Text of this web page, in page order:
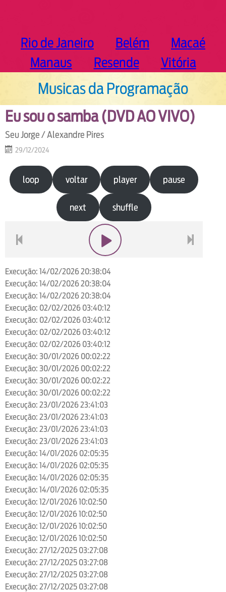
Rio de Janeiro Belém
Macaé
Manaus
Resende Vitória
Musicas da Programação
Eu sou o samba (DVD AO VIVO)
Seu Jorge / Alexandre Pires
29/12/2024
loop voltar player pause
next shuffle
Execução: 14/02/2026 20:38:04
Execução: 14/02/2026 20:38:04
Execução: 14/02/2026 20:38:04
Execução: 02/02/2026 03:40:12
Execução: 02/02/2026 03:40:12
Execução: 02/02/2026 03:40:12
Execução: 02/02/2026 03:40:12
Execução: 30/01/2026 00:02:22
Execução: 30/01/2026 00:02:22
Execução: 30/01/2026 00:02:22
Execução: 30/01/2026 00:02:22
Execução: 23/01/2026 23:41:03
Execução: 23/01/2026 23:41:03
Execução: 23/01/2026 23:41:03
Execução: 23/01/2026 23:41:03
Execução: 14/01/2026 02:05:35
Execução: 14/01/2026 02:05:35
Execução: 14/01/2026 02:05:35
Execução: 14/01/2026 02:05:35
Execução: 12/01/2026 10:02:50
Execução: 12/01/2026 10:02:50
Execução: 12/01/2026 10:02:50
Execução: 12/01/2026 10:02:50
Execução: 27/12/2025 03:27:08
Execução: 27/12/2025 03:27:08
Execução: 27/12/2025 03:27:08
Execução: 27/12/2025 03:27:08